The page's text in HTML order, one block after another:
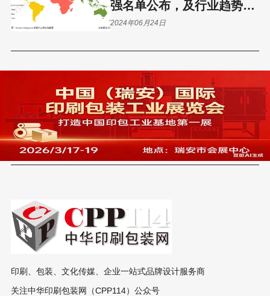
强名单公布，及行业趋势分
析！
2024年06月24日
印刷、包装、文化传媒、企业一站式品牌设计服务商
关注中华印刷包装网（CPP114）公众号